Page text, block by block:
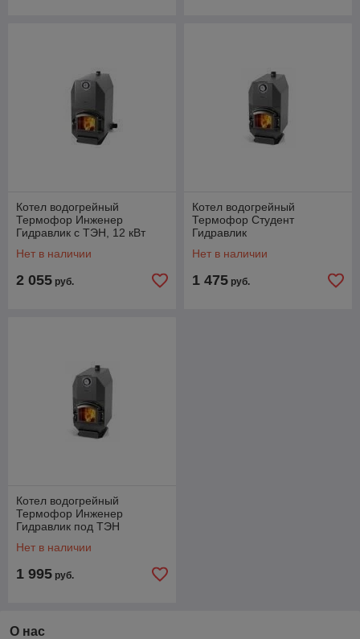
Котел водогрейный
Термофор Инженер
Гидравлик с ТЭН, 12 кВт
Нет в наличии
2 055 руб.
Котел водогрейный
Термофор Студент
Гидравлик
Нет в наличии
1 475 руб.
Котел водогрейный
Термофор Инженер
Гидравлик под ТЭН
Нет в наличии
1 995 руб.
О нас